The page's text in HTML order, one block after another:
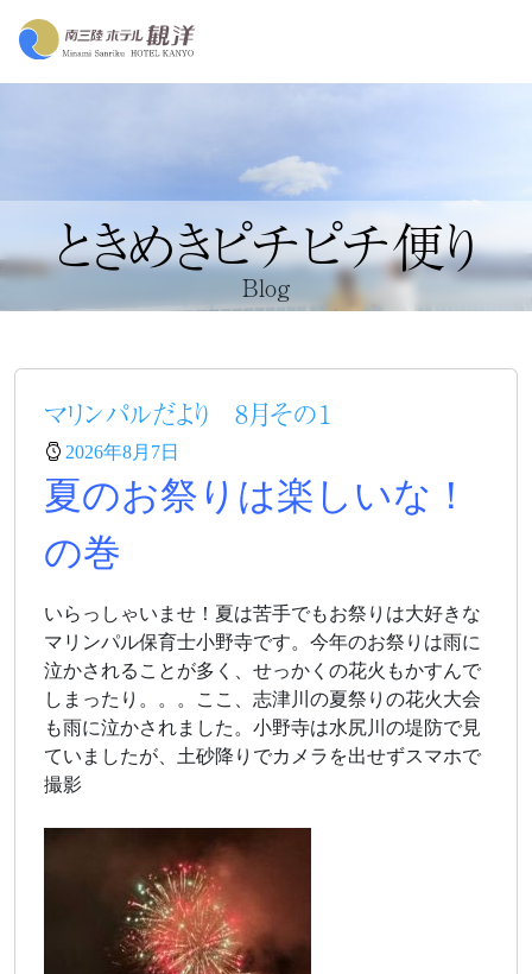
ときめきピチピチ便り
Blog
マリンパルだより 8月その１
2026年8月7日
夏のお祭りは楽しいな！
の巻
いらっしゃいませ！夏は苦手でもお祭りは大好きな
マリンパル保育士小野寺です。今年のお祭りは雨に
泣かされることが多く、せっかくの花火もかすんで
しまったり。。。ここ、志津川の夏祭りの花火大会
も雨に泣かされました。小野寺は水尻川の堤防で見
ていましたが、土砂降りでカメラを出せずスマホで
撮影